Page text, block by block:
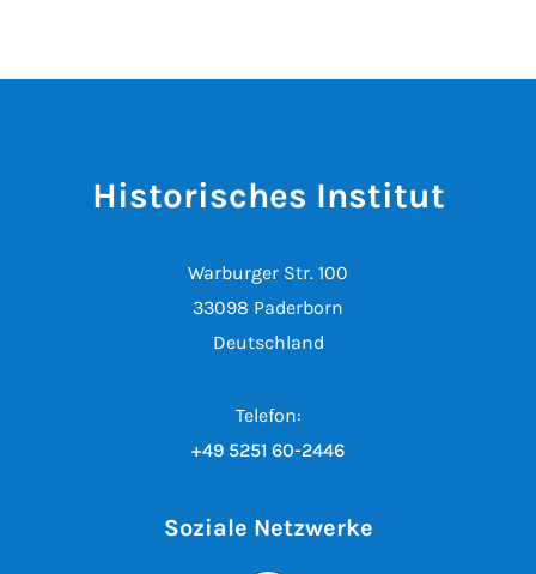
Historisches Institut
Warburger Str. 100
33098 Paderborn
Deutschland
Telefon:
+49 5251 60-2446
Soziale Netzwerke